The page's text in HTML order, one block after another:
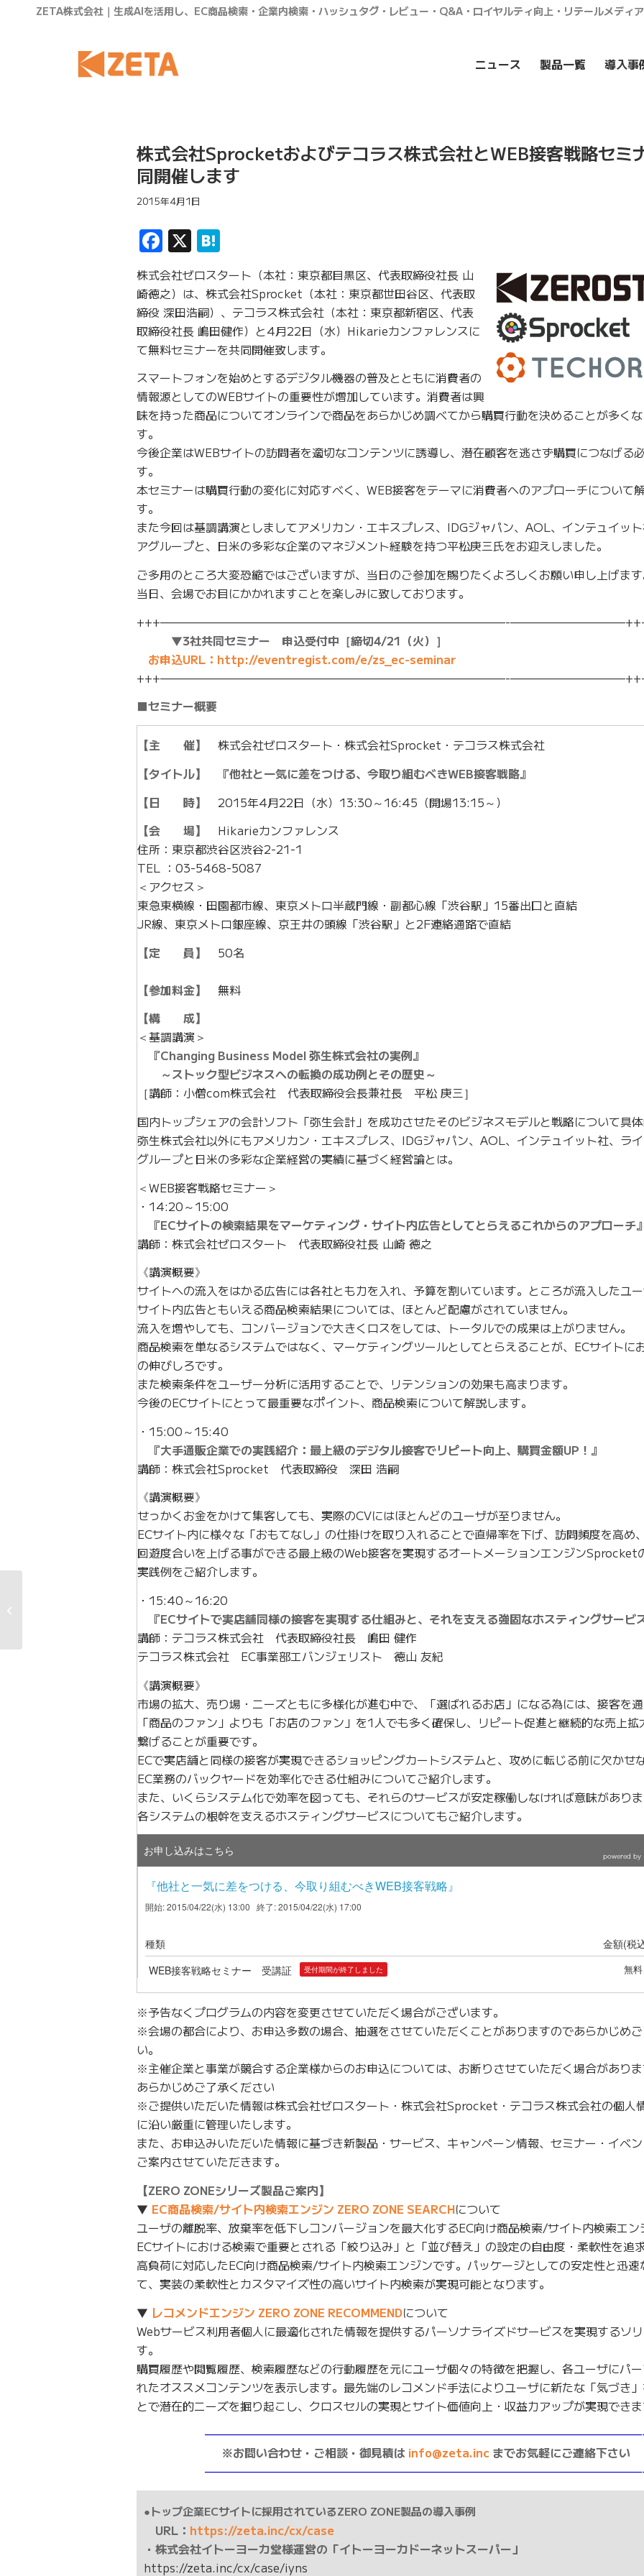
ZETA株式会社｜生成AIを活用し、EC商品検索・企業内検索・ハッシュタグ・レビュー・Q&A・ロイヤルティ向上・リテールメディ
ニュース 製品一覧 導入事
株式会社Sprocketおよびテコラス株式会社とWEB接客戦略セミ
同開催します
2015年4月1日
Facebook
X
株式会社ゼロスタート（本社：東京都目黒区、代表取締役社長 山
崎徳之）は、株式会社Sprocket（本社：東京都世田谷区、代表取
締役 深田浩嗣）、テコラス株式会社（本社：東京都新宿区、代表
取締役社長 嶋田健作）と4月22日（水）Hikarieカンファレンスに
て無料セミナーを共同開催致します。
スマートフォンを始めとするデジタル機器の普及とともに消費者の
情報源としてのWEBサイトの重要性が増加しています。消費者は興
味を持った商品についてオンラインで商品をあらかじめ調べてから購買行動を決めることが多く
す。
今後企業はWEBサイトの訪問者を適切なコンテンツに誘導し、潜在顧客を逃さず購買につなげる
す。
本セミナーは購買行動の変化に対応すべく、WEB接客をテーマに消費者へのアプローチについて
す。
また今回は基調講演としましてアメリカン・エキスプレス、IDGジャパン、AOL、インテュイッ
アグループと、日米の多彩な企業のマネジメント経験を持つ平松庚三氏をお迎えしました。
ご多用のところ大変恐縮ではございますが、当日のご参加を賜りたくよろしくお願い申し上げま
当日、会場でお目にかかれますことを楽しみに致しております。
+++——————————————————————————————-
▼3社共同セミナー 申込受付中［締切4/21（火）］
お申込URL：http://eventregist.com/e/zs_ec-seminar
+++——————————————————————————————-
■セミナー概要
【主 催】
株式会社ゼロスタート・株式会社Sprocket・テコラス株式会社
【タイトル】
『他社と一気に差をつける、今取り組むべきWEB接客戦略』
【日 時】
2015年4月22日（水）13:30～16:45（開場13:15～）
【会 場】
Hikarieカンファレンス
住所：東京都渋谷区渋谷2-21-1
TEL ：03-5468-5087
＜アクセス＞
東急東横線・田園都市線、東京メトロ半蔵門線・副都心線「渋谷駅」15番出口と直結
JR線、東京メトロ銀座線、京王井の頭線「渋谷駅」と2F連絡通路で直結
【定 員】
50名
【参加料金】
無料
【構 成】
＜基調講演＞
『Changing Business Model 弥生株式会社の実例』
～ストック型ビジネスへの転換の成功例とその歴史～
［講師：小僧com株式会社 代表取締役会長兼社長 平松 庚三］
国内トップシェアの会計ソフト「弥生会計」を成功させたそのビジネスモデルと戦略について具
弥生株式会社以外にもアメリカン・エキスプレス、IDGジャパン、AOL、インテュイット社、ラ
グループと日米の多彩な企業経営の実績に基づく経営論とは。
＜WEB接客戦略セミナー＞
・14:20～15:00
『ECサイトの検索結果をマーケティング・サイト内広告としてとらえるこれからのアプローチ
講師：株式会社ゼロスタート 代表取締役社長 山崎 徳之
《講演概要》
サイトへの流入をはかる広告には各社とも力を入れ、予算を割いています。ところが流入したユ
サイト内広告ともいえる商品検索結果については、ほとんど配慮がされていません。
流入を増やしても、コンバージョンで大きくロスをしては、トータルでの成果は上がりません。
商品検索を単なるシステムではなく、マーケティングツールとしてとらえることが、ECサイトに
の伸びしろです。
また検索条件をユーザー分析に活用することで、リテンションの効果も高まります。
今後のECサイトにとって最重要なポイント、商品検索について解説します。
・15:00～15:40
『大手通販企業での実践紹介：最上級のデジタル接客でリピート向上、購買金額UP！』
講師：株式会社Sprocket 代表取締役 深田 浩嗣
《講演概要》
せっかくお金をかけて集客しても、実際のCVにはほとんどのユーザが至りません。
ECサイト内に様々な「おもてなし」の仕掛けを取り入れることで直帰率を下げ、訪問頻度を高め
回遊度合いを上げる事ができる最上級のWeb接客を実現するオートメーションエンジンSprocket
実践例をご紹介します。
・15:40～16:20
『ECサイトで実店舗同様の接客を実現する仕組みと、それを支える強固なホスティングサービ
講師：テコラス株式会社 代表取締役社長 嶋田 健作
テコラス株式会社 EC事業部エバンジェリスト 徳山 友紀
《講演概要》
市場の拡大、売り場・ニーズともに多様化が進む中で、「選ばれるお店」になる為には、接客を
「商品のファン」よりも「お店のファン」を1人でも多く確保し、リピート促進と継続的な売上拡
繋げることが重要です。
ECで実店舗と同様の接客が実現できるショッピングカートシステムと、攻めに転じる前に欠かせ
EC業務のバックヤードを効率化できる仕組みについてご紹介します。
また、いくらシステム化で効率を図っても、それらのサービスが安定稼働しなければ意味があり
各システムの根幹を支えるホスティングサービスについてもご紹介します。
※予告なくプログラムの内容を変更させていただく場合がございます。
※会場の都合により、お申込多数の場合、抽選をさせていただくことがありますのであらかじめ
い。
※主催企業と事業が競合する企業様からのお申込については、お断りさせていただく場合があり
あらかじめご了承ください
※ご提供いただいた情報は株式会社ゼロスタート・株式会社Sprocket・テコラス株式会社の個人
に沿い厳重に管理いたします。
また、お申込みいただいた情報に基づき新製品・サービス、キャンペーン情報、セミナー・イベ
ご案内させていただきます。
【ZERO ZONEシリーズ製品ご案内】
▼ EC商品検索/サイト内検索エンジン ZERO ZONE SEARCHについて
ユーザの離脱率、放棄率を低下しコンバージョンを最大化するEC向け商品検索/サイト内検索エン
ECサイトにおける検索で重要とされる「絞り込み」と「並び替え」の設定の自由度・柔軟性を追
高負荷に対応したEC向け商品検索/サイト内検索エンジンです。パッケージとしての安定性と迅
て、実装の柔軟性とカスタマイズ性の高いサイト内検索が実現可能となります。
▼ レコメンドエンジン ZERO ZONE RECOMMENDについて
Webサービス利用者個人に最適化された情報を提供するパーソナライズドサービスを実現するソ
す。
購買履歴や閲覧履歴、検索履歴などの行動履歴を元にユーザ個々の特徴を把握し、各ユーザにパ
れたオススメコンテンツを表示します。最先端のレコメンド手法によりユーザに新たな「気づき
とで潜在的ニーズを掘り起こし、クロスセルの実現とサイト価値向上・収益力アップが実現でき
※お問い合わせ・ご相談・御見積は info@zeta.inc までお気軽にご連絡下さい
●トップ企業ECサイトに採用されているZERO ZONE製品の導入事例
URL： https://zeta.inc/cx/case
・株式会社イトーヨーカ堂様運営の「イトーヨーカドーネットスーパー」
https://zeta.inc/cx/case/iyns